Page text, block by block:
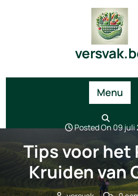
Menu
Posted On 09 juli
Tips voor het
Kruiden van